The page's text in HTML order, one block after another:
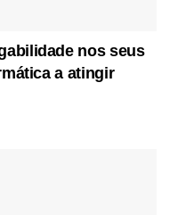
nos seus
a atingir